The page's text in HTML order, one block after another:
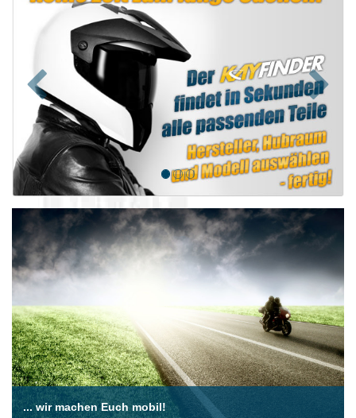
Zurück
... wir machen Euch mobil!